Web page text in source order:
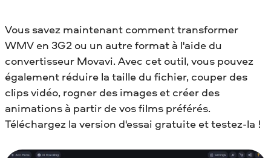
Vous savez maintenant comment transformer
WMV en 3G2 ou un autre format à l'aide du
convertisseur Movavi. Avec cet outil, vous pouvez
également réduire la taille du fichier, couper des
clips vidéo, rogner des images et créer des
animations à partir de vos films préférés.
Téléchargez la version d'essai gratuite et testez-la !